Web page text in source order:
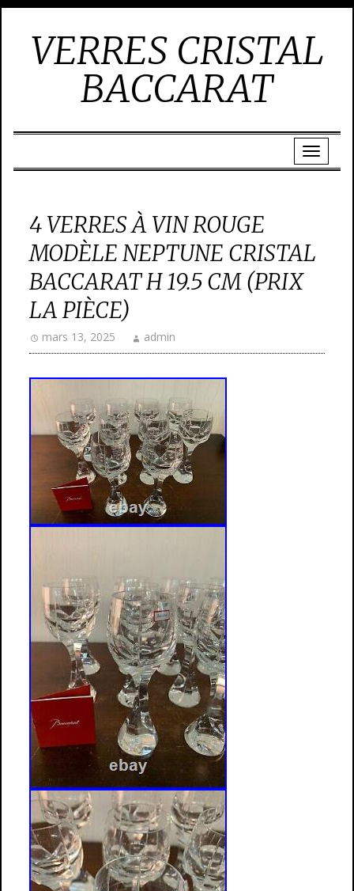
VERRES CRISTAL
BACCARAT
4 VERRES À VIN ROUGE
MODÈLE NEPTUNE CRISTAL
BACCARAT H 19.5 CM (PRIX
LA PIÈCE)
mars 13, 2025 admin